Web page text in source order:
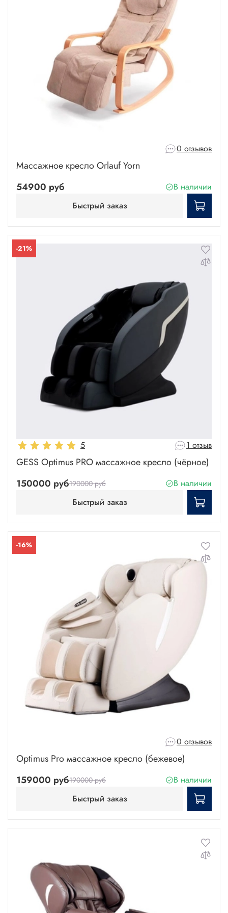
0 отзывов
Массажное кресло Orlauf Yorn
54900 руб
В наличии
Быстрый заказ
-21%
5 1 отзыв
GESS Optimus PRO массажное кресло (чёрное)
150000 руб190000 руб
В наличии
Быстрый заказ
-16%
0 отзывов
Optimus Pro массажное кресло (бежевое)
159000 руб190000 руб
В наличии
Быстрый заказ